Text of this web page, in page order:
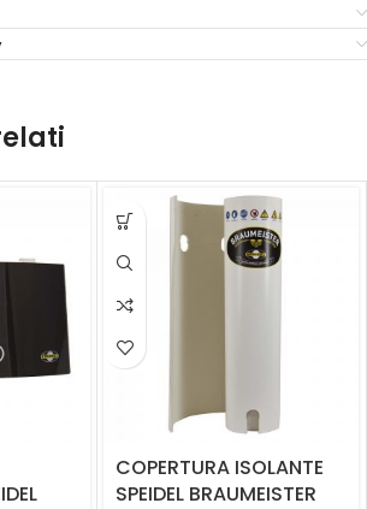
COPERTURA ISOLANTE
SPEIDEL BRAUMEISTER